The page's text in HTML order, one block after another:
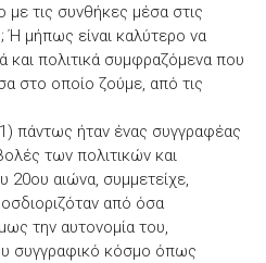
με τις συνθήκες μέσα στις
Ή μήπως είναι καλύτερο να
και πολιτικά συμφραζόμενα που
στο οποίο ζούμε, από τις
πάντως ήταν ένας συγγραφέας
των πολιτικών και
20ου αιώνα, συμμετείχε,
από όσα
την αυτονομία του,
συγγραφικό κόσμο όπως